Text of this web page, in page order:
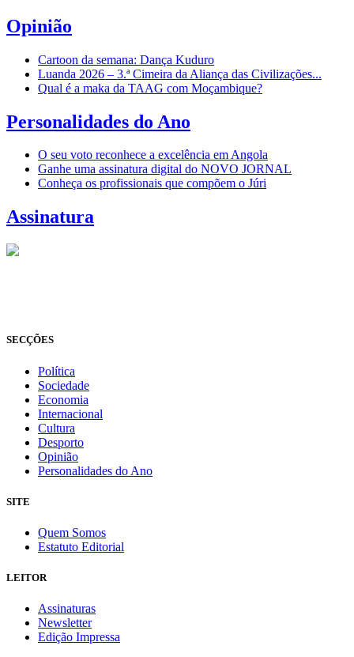
Opinião
Cartoon da semana: Dança Kuduro
Luanda 2026 – 3.ª Cimeira da Aliança das Civilizações...
Qual é a maka da TAAG com Moçambique?
Personalidades do Ano
O seu voto reconhece a excelência em Angola
Ganhe uma assinatura digital do NOVO JORNAL
Conheça os profissionais que compõem o Júri
Assinatura
SECÇÕES
Política
Sociedade
Economia
Internacional
Cultura
Desporto
Opinião
Personalidades do Ano
SITE
Quem Somos
Estatuto Editorial
LEITOR
Assinaturas
Newsletter
Edição Impressa